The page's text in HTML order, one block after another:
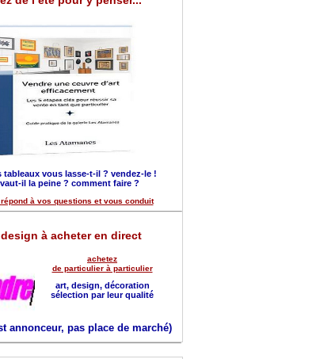
tableaux vous lasse-t-il ? vendez-le !
il la peine ? comment faire ?
à vos questions et vous conduit
à acheter en direct
achetez
de particulier à particulier
art, design, décoration
sélection par leur qualité
annonceur, pas place de marché)